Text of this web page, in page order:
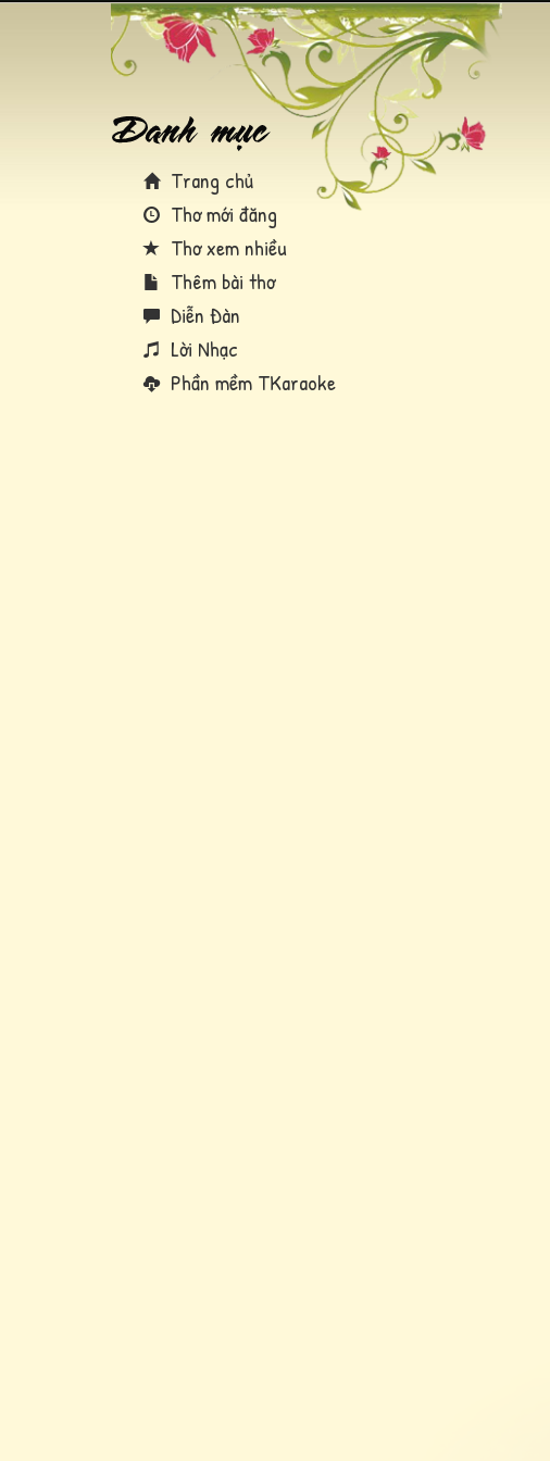
Trang chủ
Thơ mới đăng
Thơ xem nhiều
Thêm bài thơ
Diễn Đàn
Lời Nhạc
Phần mềm TKaraoke